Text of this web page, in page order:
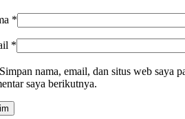
*
*
Simpan nama, email, dan situs web saya
saya berikutnya.